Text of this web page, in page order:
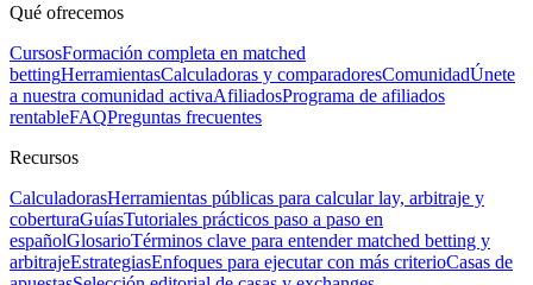
Qué ofrecemos
CursosFormación completa en matched
bettingHerramientasCalculadoras y comparadoresComunidadÚnete
a nuestra comunidad activaAfiliadosPrograma de afiliados
rentableFAQPreguntas frecuentes
Recursos
CalculadorasHerramientas públicas para calcular lay, arbitraje y
coberturaGuíasTutoriales prácticos paso a paso en
españolGlosarioTérminos clave para entender matched betting y
arbitrajeEstrategiasEnfoques para ejecutar con más criterioCasas de